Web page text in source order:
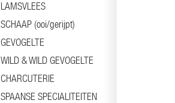
LAMSVLEES
SCHAAP (ooi/gerijpt)
GEVOGELTE
WILD & WILD GEVOGELTE
CHARCUTERIE
SPAANSE SPECIALITEITEN